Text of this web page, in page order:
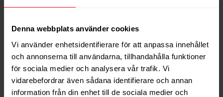
Denna webbplats använder cookies
Vi använder enhetsidentifierare för att anpassa innehållet
och annonserna till användarna, tillhandahålla funktioner
för sociala medier och analysera vår trafik. Vi
vidarebefordrar även sådana identifierare och annan
information från din enhet till de sociala medier och
Kelly White Hot Cherry
Mini
Slut i lager
Kelly White
Strawberry Lime Mini
Slut i lager